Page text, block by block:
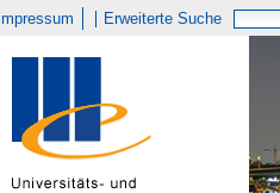
Impressum Erweiterte Suche